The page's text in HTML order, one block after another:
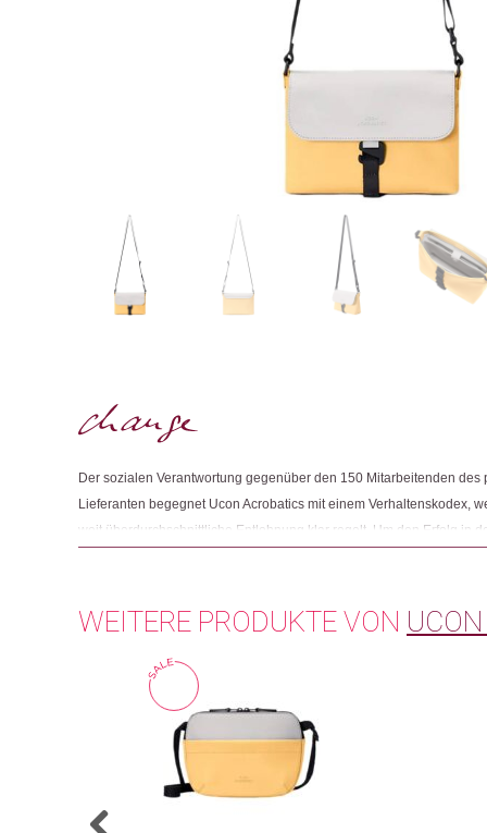
Der sozialen Verantwortung gegenüber den 150 Mitarbeitenden
Lieferanten begegnet Ucon Acrobatics mit einem Verhaltenskodex,
weit überdurchschnittliche Entlohnung klar regelt. Um den Erfolg in
Verantwortung und Transparenz zu erfüllen. Ucon Acrobatics arbeitet
Schweizer Non-Profit-Organisation für den Klimaschutz und ist
BlueSign® System.
WEITERE PRODUKTE VON